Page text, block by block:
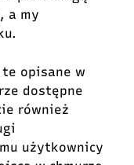
a my
te opisane w
dostępne
również
użytkownicy